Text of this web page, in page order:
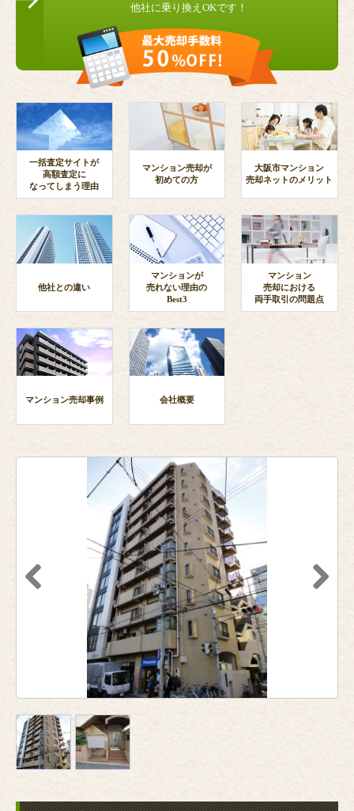
他社に乗り換えOKです！
一括査定サイトが
高額査定に
なってしまう理由
マンション売却が
初めての方
大阪市マンション
売却ネットのメリット
他社との違い
マンションが
売れない理由の
Best3
マンション
売却における
両手取引の問題点
マンション売却事例 会社概要